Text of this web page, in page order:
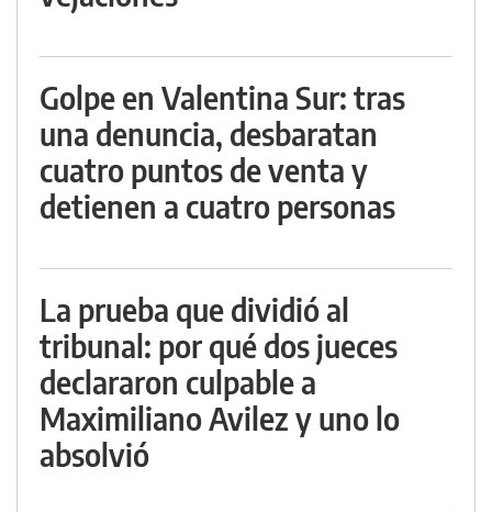
Golpe en Valentina Sur: tras
una denuncia, desbaratan
cuatro puntos de venta y
detienen a cuatro personas
La prueba que dividió al
tribunal: por qué dos jueces
declararon culpable a
Maximiliano Avilez y uno lo
absolvió